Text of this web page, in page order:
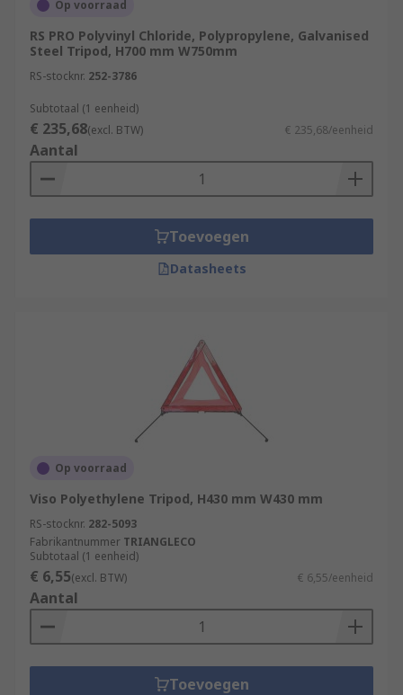
Op voorraad
RS PRO Polyvinyl Chloride, Polypropylene, Galvanised
Steel Tripod, H700 mm W750mm
RS-stocknr. 252-3786
Subtotaal (1 eenheid)
€ 235,68(excl. BTW) € 235,68/eenheid
Aantal
Toevoegen
Datasheets
Op voorraad
Viso Polyethylene Tripod, H430 mm W430 mm
RS-stocknr. 282-5093
Fabrikantnummer TRIANGLECO
Subtotaal (1 eenheid)
€ 6,55(excl. BTW) € 6,55/eenheid
Aantal
Toevoegen